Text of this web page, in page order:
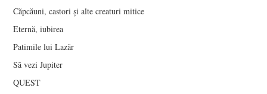
Căpcăuni, castori și alte creaturi mitice
Eternă, iubirea
Patimile lui Lazăr
Să vezi Jupiter
QUEST